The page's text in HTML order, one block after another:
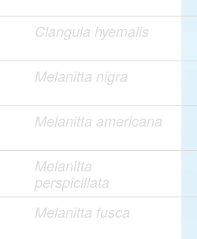
Clangula hyemalis
Melanitta nigra
Melanitta americana
Melanitta
perspicillata
Melanitta fusca